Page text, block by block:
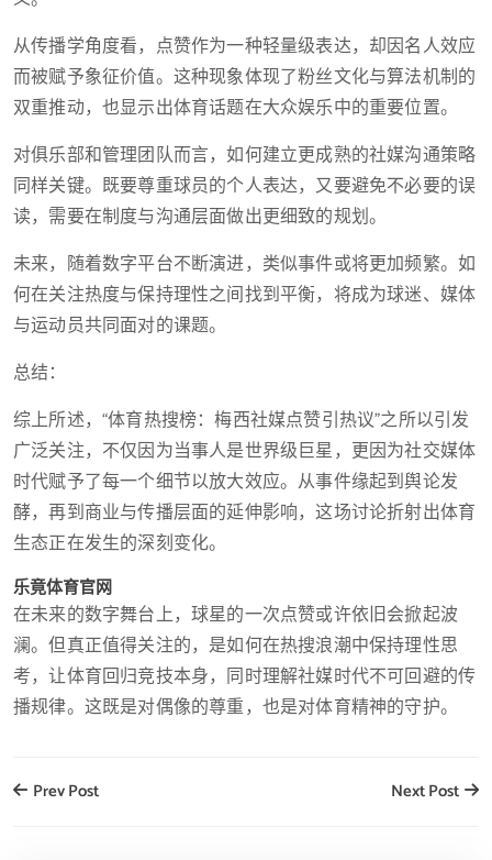
从传播学角度看，点赞作为一种轻量级表达，却因名人效应
而被赋予象征价值。这种现象体现了粉丝文化与算法机制的
双重推动，也显示出体育话题在大众娱乐中的重要位置。
对俱乐部和管理团队而言，如何建立更成熟的社媒沟通策略
同样关键。既要尊重球员的个人表达，又要避免不必要的误
读，需要在制度与沟通层面做出更细致的规划。
未来，随着数字平台不断演进，类似事件或将更加频繁。如
何在关注热度与保持理性之间找到平衡，将成为球迷、媒体
与运动员共同面对的课题。
总结：
综上所述，“体育热搜榜：梅西社媒点赞引热议”之所以引发
广泛关注，不仅因为当事人是世界级巨星，更因为社交媒体
时代赋予了每一个细节以放大效应。从事件缘起到舆论发
酵，再到商业与传播层面的延伸影响，这场讨论折射出体育
生态正在发生的深刻变化。
乐竟体育官网
在未来的数字舞台上，球星的一次点赞或许依旧会掀起波
澜。但真正值得关注的，是如何在热搜浪潮中保持理性思
考，让体育回归竞技本身，同时理解社媒时代不可回避的传
播规律。这既是对偶像的尊重，也是对体育精神的守护。
Prev Post Next Post